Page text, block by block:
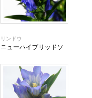
リンドウ
ニューハイブリッドソ...